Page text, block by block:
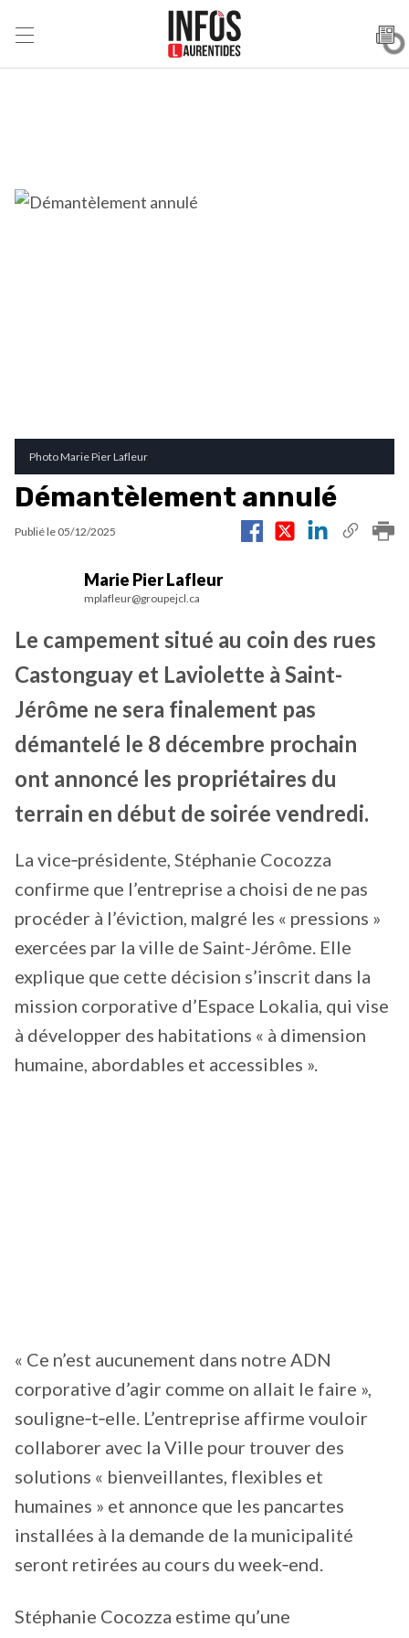
Photo Marie Pier Lafleur
Démantèlement annulé
Publié le 05/12/2025
Marie Pier Lafleur
mplafleur@groupejcl.ca
Le campement situé au coin des rues
Castonguay et Laviolette à Saint-
Jérôme ne sera finalement pas
démantelé le 8 décembre prochain
ont annoncé les propriétaires du
terrain en début de soirée vendredi.
La vice‑présidente, Stéphanie Cocozza
confirme que l’entreprise a choisi de ne pas
procéder à l’éviction, malgré les « pressions »
exercées par la ville de Saint-Jérôme. Elle
explique que cette décision s’inscrit dans la
mission corporative d’Espace Lokalia, qui vise
à développer des habitations « à dimension
humaine, abordables et accessibles ».
« Ce n’est aucunement dans notre ADN
corporative d’agir comme on allait le faire »,
souligne‑t‑elle. L’entreprise affirme vouloir
collaborer avec la Ville pour trouver des
solutions « bienveillantes, flexibles et
humaines » et annonce que les pancartes
installées à la demande de la municipalité
seront retirées au cours du week‑end.
Stéphanie Cocozza estime qu’une